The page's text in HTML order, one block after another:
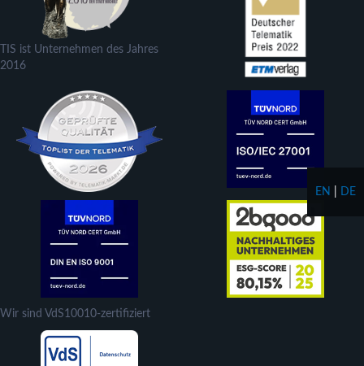
TIS ist Unternehmen des Jahres
2016
Wir sind VdS10010-zertifiziert
EN DE